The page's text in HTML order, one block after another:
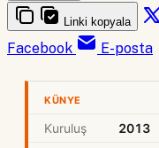
Linki kopyala
Facebook
E-posta
KÜNYE
Kuruluş
2013